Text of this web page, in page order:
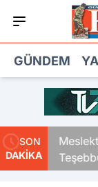
GÜNDEM
SON
DAKİKA